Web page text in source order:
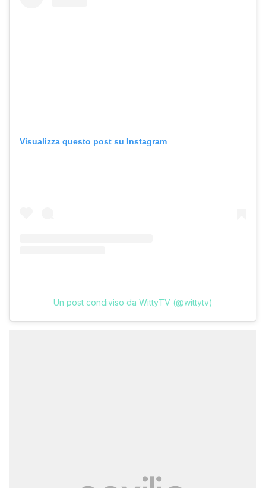
Visualizza questo post su Instagram
Un post condiviso da WittyTV (@wittytv)